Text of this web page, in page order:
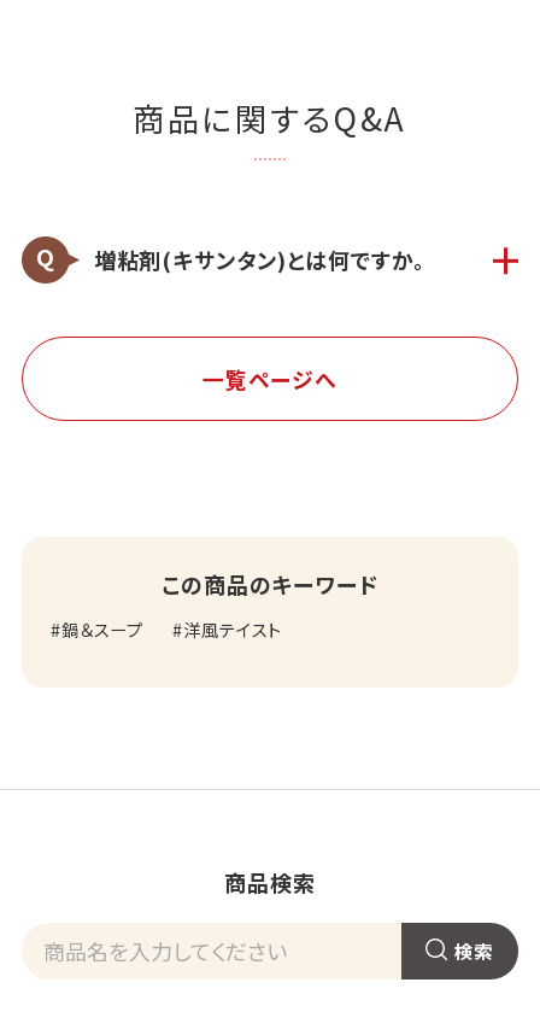
商品に関するQ&A
増粘剤(キサンタン)とは何ですか。
一覧ページへ
この商品のキーワード
鍋＆スープ 洋風テイスト
商品検索